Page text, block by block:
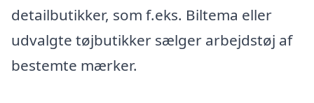
detailbutikker, som f.eks. Biltema eller
udvalgte tøjbutikker sælger arbejdstøj af
bestemte mærker.